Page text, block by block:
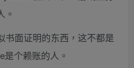
。
书面证明的东西，这不都是
个赖账的人。